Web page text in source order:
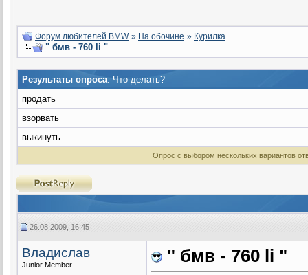
Форум любителей BMW » На обочине » Курилка
" бмв - 760 li "
Результаты опроса: Что делать?
продать
взорвать
выкинуть
Опрос с выбором нескольких вариантов
26.08.2009, 16:45
Владислав
Junior Member " бмв - 760 li "